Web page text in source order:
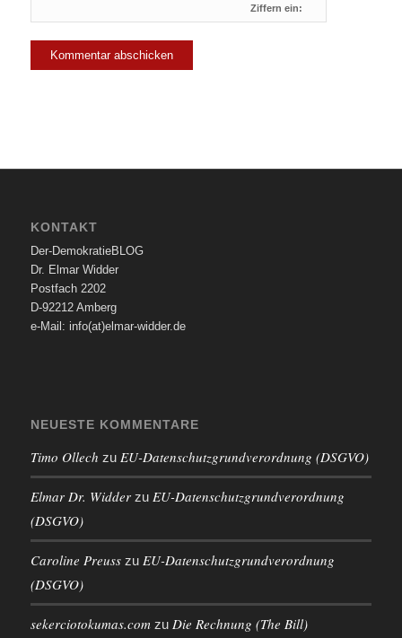
Ziffern ein:
KONTAKT
Der-DemokratieBLOG
Dr. Elmar Widder
Postfach 2202
D-92212 Amberg
e-Mail: info(at)elmar-widder.de
NEUESTE KOMMENTARE
Timo Ollech zu EU-Datenschutzgrundverordnung (DSGVO)
Elmar Dr. Widderzu EU-Datenschutzgrundverordnung
(DSGVO)
Caroline Preusszu EU-Datenschutzgrundverordnung
(DSGVO)
sekerciotokumas.comzu Die Rechnung (The Bill)